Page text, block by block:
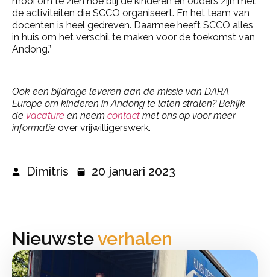
de activiteiten die SCCO organiseert. En het team van
docenten is heel gedreven. Daarmee heeft SCCO alles
in huis om het verschil te maken voor de toekomst van
Andong.”
Ook een bijdrage leveren aan de missie van DARA
Europe om kinderen in Andong te laten stralen? Bekijk
de vacature en neem contact met ons op voor meer
informatie over vrijwilligerswerk.
Dimitris 20 januari 2023
Nieuwsteverhalen